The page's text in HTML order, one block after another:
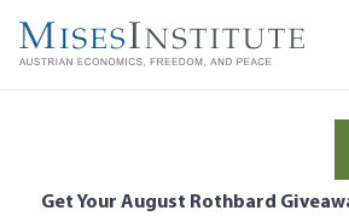
main
Get Your August Rothbard